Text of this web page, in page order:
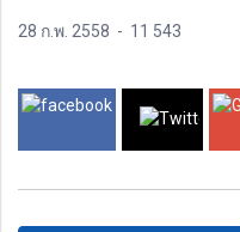
28 ก.พ. 2558 - 11 543